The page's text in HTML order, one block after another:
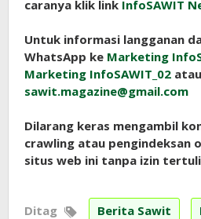
caranya klik link InfoSAWIT
Untuk informasi langganan
WhatsApp ke Marketing
Marketing InfoSAWIT_02
sawit.magazine@gmail.com
Dilarang keras mengambil
crawling atau pengindeksan
situs web ini tanpa izin
Ditag Berita Sawit